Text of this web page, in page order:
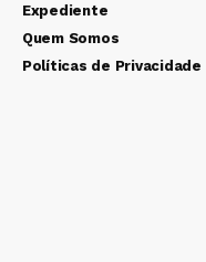
Expediente
Quem Somos
Políticas de Privacidade